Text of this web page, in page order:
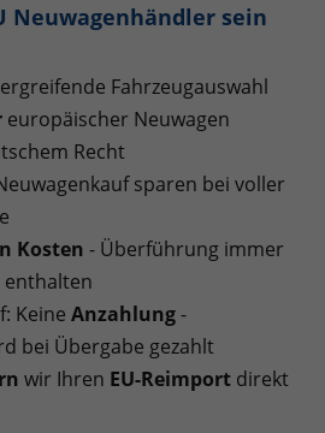
Neuwagenhändler sein
Fahrzeugauswahl
europäischer Neuwagen
Recht
sparen bei voller
Kosten - Überführung immer
enthalten
Keine Anzahlung-
bei Übergabe gezahlt
wir Ihren EU-Reimport direkt